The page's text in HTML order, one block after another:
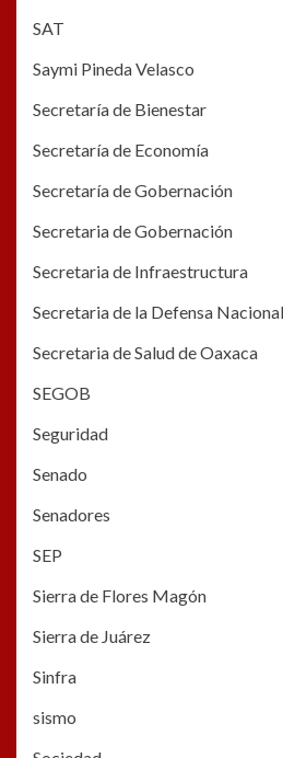
SAT
Saymi Pineda Velasco
Secretaría de Bienestar
Secretaría de Economía
Secretaría de Gobernación
Secretaria de Gobernación
Secretaria de Infraestructura
Secretaria de la Defensa
Secretaria de Salud de Oaxaca
SEGOB
Seguridad
Senado
Senadores
SEP
Sierra de Flores Magón
Sierra de Juárez
Sinfra
sismo